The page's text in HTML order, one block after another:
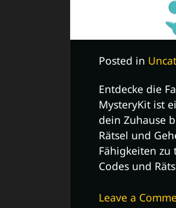
Posted in
Entdecke die
MysteryKit ist
dein Zuhause
Rätsel und
Fähigkeiten zu
Codes und
Leave a